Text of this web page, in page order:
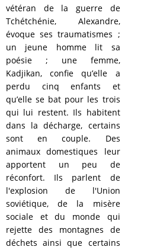
vétéran de la guerre de
Tchétchénie, Alexandre,
évoque ses traumatismes ;
un jeune homme lit sa
poésie ; une femme,
Kadjikan, confie qu’elle a
perdu cinq enfants et
qu’elle se bat pour les trois
qui lui restent. Ils habitent
dans la décharge, certains
sont en couple. Des
animaux domestiques leur
apportent un peu de
réconfort. Ils parlent de
l'explosion de l'Union
soviétique, de la misère
sociale et du monde qui
rejette des montagnes de
déchets ainsi que certains